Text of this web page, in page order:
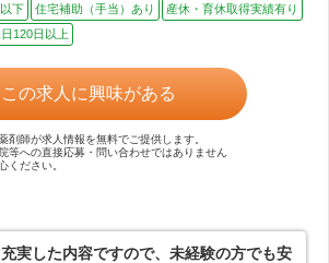
下 住宅補助（手当）あり
産休・育休取得実績有り
120日以上
この求人に興味がある
剤師が求人情報を無料でご提供します。
等への直接応募・問い合わせではありません
ください。
実した内容ですので、未経験の方でも安